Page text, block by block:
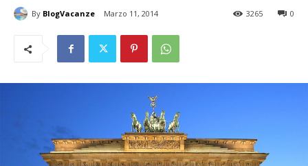
By BlogVacanze Marzo 11, 2014 0
3265